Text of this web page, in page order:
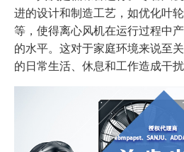
进的设计和制造工艺，如优化叶
等，使得离心风机在运行过程中
的水平。这对于家庭环境来说至
的日常生活、休息和工作造成干扰